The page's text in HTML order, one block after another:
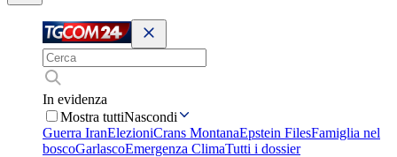
In evidenza
Mostra tuttiNascondi
Guerra IranElezioniCrans MontanaEpstein FilesFamiglia nel
boscoGarlascoEmergenza ClimaTutti i dossier